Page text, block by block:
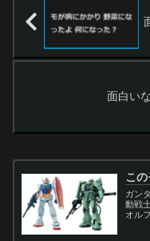
面白い
この
ガン
動戦
オル